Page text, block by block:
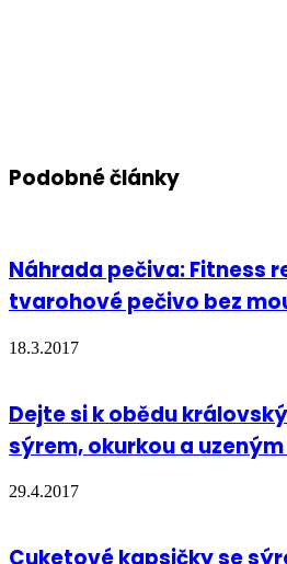
Podobné články
Náhrada pečiva: Fitness
tvarohové pečivo bez
18.3.2017
Dejte si k obědu
sýrem, okurkou a
29.4.2017